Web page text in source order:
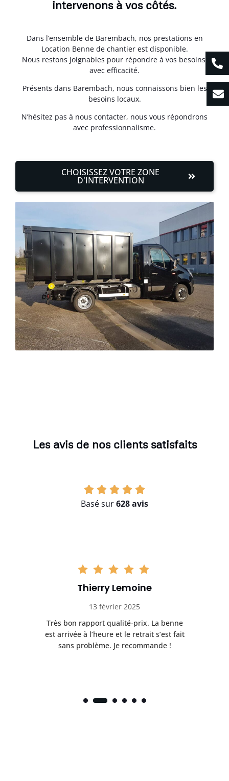
intervenons à vos côtés.
Dans l’ensemble de Barembach, nos prestations en
Location Benne de chantier est disponible.
Nous restons joignables pour répondre à vos besoins,
avec efficacité.
Présents dans Barembach, nous connaissons bien les
besoins locaux.
N’hésitez pas à nous contacter, nous vous répondrons
avec professionnalisme.
CHOISISSEZ VOTRE ZONE
D'INTERVENTION
Les avis de nos clients satisfaits
Basé sur628 avis
Thierry Lemoine
13 février 2025
Très bon rapport qualité-prix. La benne
est arrivée à l’heure et le retrait s’est fait
sans problème. Je recommande !